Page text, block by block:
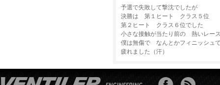
予選で失敗して撃沈でしたが
決勝は 第１ヒート クラス５位
第２ヒート クラス６位でした
小さな接触が当たり前の 熱いレー
僕は無傷で なんとかフィニッシュ
疲れました（汗）